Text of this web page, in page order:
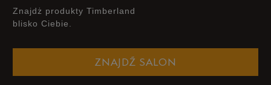
rękawem — sprawdź dostępne koszulki polówki męskie i już
Znajdż produkty Timberland
blisko Ciebie.
ZNAJDŹ SALON